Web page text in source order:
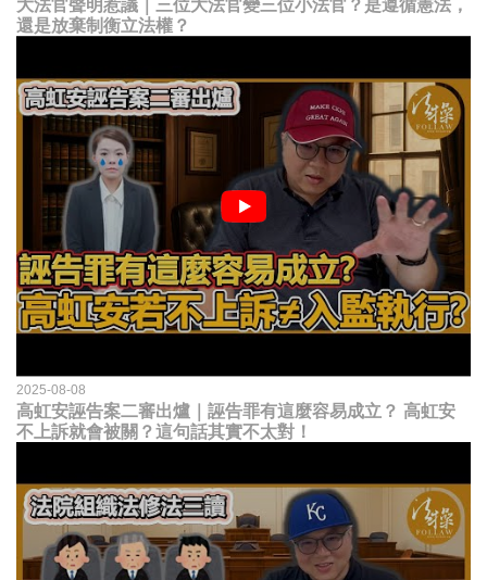
大法官聲明惹議｜三位大法官變三位小法官？是遵循憲法，
還是放棄制衡立法權？
2025-08-08
高虹安誣告案二審出爐｜誣告罪有這麼容易成立？ 高虹安
不上訴就會被關？這句話其實不太對！